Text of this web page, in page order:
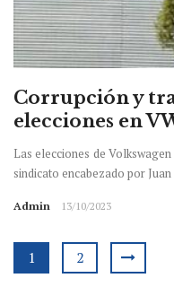
Corrupción y
elecciones en
Las elecciones de
sindicato encabezado por
Admin 13/10/2023
1 2